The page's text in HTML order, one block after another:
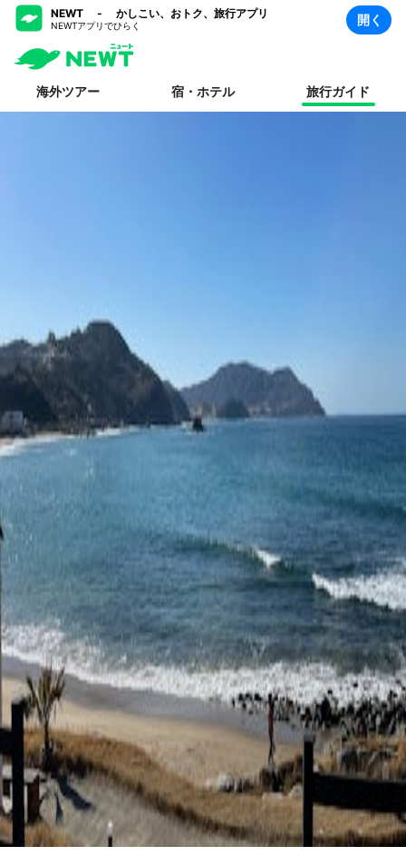
NEWT - かしこい、おトク、旅行アプリ
NEWTアプリでひらく 開く
海外ツアー 宿・ホテル 旅行ガイド